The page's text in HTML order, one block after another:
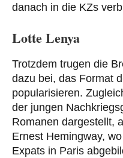
danach in die KZs
Lotte Lenya
Trotzdem trugen die
dazu bei, das Format
popularisieren.
der jungen
Romanen dargestellt,
Ernest Hemingway,
Expats in Paris